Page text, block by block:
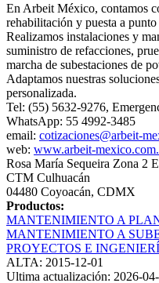
En Arbeit México, contamos
rehabilitación y puesta a
Realizamos instalaciones y
suministro de refacciones,
marcha de subestaciones de
Adaptamos nuestras
personalizada.
Tel: (55) 5632-9276,
WhatsApp: 55 4992-3485
email: cotizaciones@arbeit-
web: www.arbeit-
Rosa María Sequeira Zona 2
CTM Culhuacán
04480 Coyoacán, CDMX
Productos:
MANTENIMIENTO A
MANTENIMIENTO A
PROYECTOS E
ALTA: 2015-12-01
Ultima actualización: 2026-